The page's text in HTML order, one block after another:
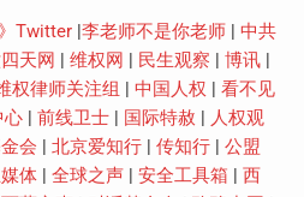
Twitter| 李老师不是你老师| 中共
天网 维权网 民生观察 博讯|
权律师关注组 中国人权
看不见
心| 前线卫士| 国际特赦
人权观
会 北京爱知行| 传知行| 公盟
体| 全球之声| 安全工具箱
西